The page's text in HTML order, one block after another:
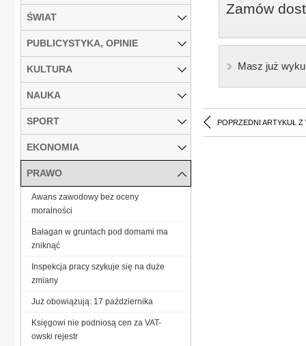
Zamów
Masz już
POPRZEDNI ARTYKUŁ Z
ŚWIAT
PUBLICYSTYKA, OPINIE
KULTURA
NAUKA
SPORT
EKONOMIA
PRAWO
Awans zawodowy bez oceny
moralności
Bałagan w gruntach pod domami ma
zniknąć
Inspekcja pracy szykuje się na duże
zmiany
Już obowiązują: 17 października
Księgowi nie podniosą cen za VAT-
owski rejestr